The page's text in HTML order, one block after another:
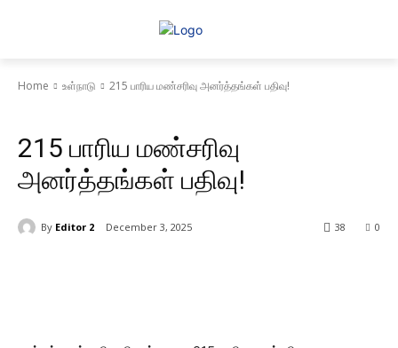
Home உள்நாடு 215 பாரிய மண்சரிவு அனர்த்தங்கள் பதிவு!
215 பாரிய மண்சரிவு
அனர்த்தங்கள் பதிவு!
By Editor 2 December 3, 2025 0
38